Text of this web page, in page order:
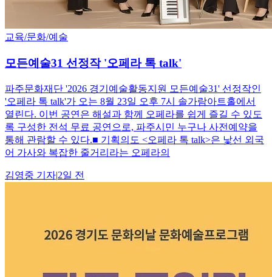
교육/문화/예술
모든예술31 선정작 '오페라 톡 talk'
파주문화재단 '2026 경기예술활동지원 모든예술31' 선정작인
'오페라 톡 talk'가 오는 8월 23일 오후 7시 솔가람아트홀에서
열린다. 이번 공연은 해설과 함께 오페라를 쉽게 즐길 수 있도
록 구성한 전석 무료 공연으로, 파주시민 누구나 사전예약을
통해 관람할 수 있다.■ 기획의도 <오페라 톡 talk>은 낯선 외국
어 가사와 복잡한 줄거리라는 오페라의
김영중 기자|2일 전